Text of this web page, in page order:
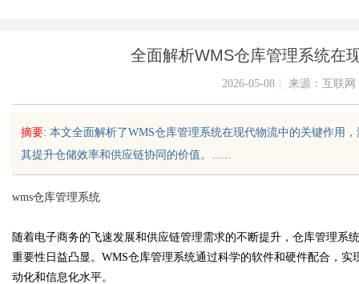
全面解析WMS仓库管理系统在
2026-05-08 来源：互联网
摘要: 本文全面解析了WMS仓库管理系统在现代物流中的关键作用
其提升仓储效率和供应链协同的价值。......
wms仓库管理系统
随着电子商务的飞速发展和供应链管理需求的不断提升，仓库管理系
重要性日益凸显。WMS仓库管理系统通过科学的软件和硬件配合，
动化和信息化水平。
字时代影视娱乐新
台